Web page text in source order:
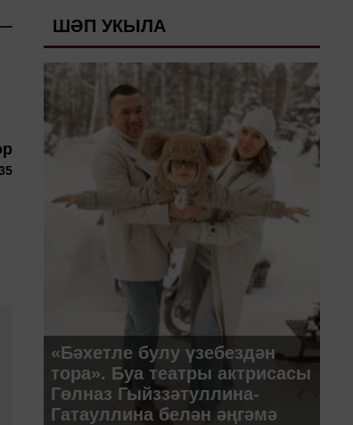
ШӘП УКЫЛА
«Бәхетле булу үзебездән
тора». Буа театры актрисасы
Гөлназ Гыйззәтуллина-
Гатауллина белән әңгәмә